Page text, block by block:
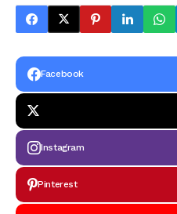
Facebook
Instagram
Pinterest